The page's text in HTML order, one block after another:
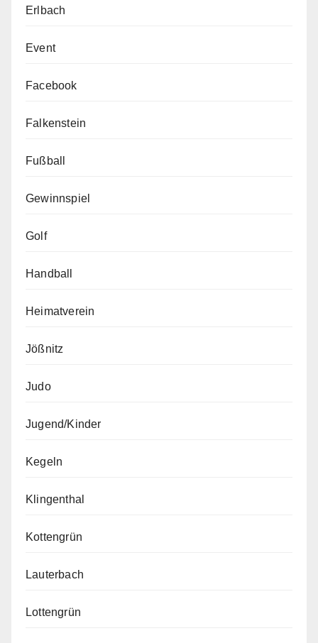
Erlbach
Event
Facebook
Falkenstein
Fußball
Gewinnspiel
Golf
Handball
Heimatverein
Jößnitz
Judo
Jugend/Kinder
Kegeln
Klingenthal
Kottengrün
Lauterbach
Lottengrün